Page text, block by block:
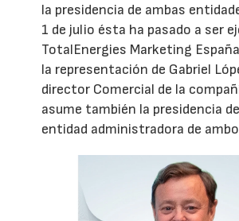
la presidencia de ambas
1 de julio ésta ha pasado a ser
TotalEnergies Marketing
la representación de Gabriel
director Comercial de la
asume también la presidencia de
entidad administradora de